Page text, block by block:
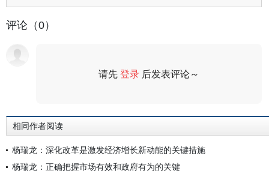
评论（0）
请先登录 后发表评论～
相同作者阅读
杨瑞龙：深化改革是激发经济增长新动能的关键措施
杨瑞龙：正确把握市场有效和政府有为的关键